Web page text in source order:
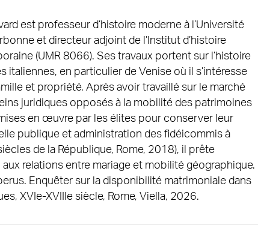
est professeur d’histoire moderne à l’Université
et directeur adjoint de l’Institut d’histoire
(UMR 8066). Ses travaux portent sur l’histoire
italiennes, en particulier de Venise où il s’intéresse
et propriété. Après avoir travaillé sur le marché
juridiques opposés à la mobilité des patrimoines
en œuvre par les élites pour conserver leur
publique et administration des fidéicommis à
de la République, Rome, 2018), il prête
relations entre mariage et mobilité géographique.
Enquêter sur la disponibilité matrimoniale dans
XVIe-XVIIIe siècle, Rome, Viella, 2026.